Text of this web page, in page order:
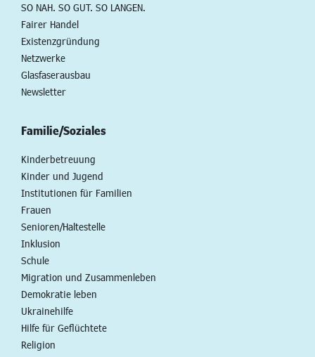
SO NAH. SO GUT. SO LANGEN.
Fairer Handel
Existenzgründung
Netzwerke
Glasfaserausbau
Newsletter
Familie/Soziales
Kinderbetreuung
Kinder und Jugend
Institutionen für Familien
Frauen
Senioren/Haltestelle
Inklusion
Schule
Migration und Zusammenleben
Demokratie leben
Ukrainehilfe
Hilfe für Geflüchtete
Religion